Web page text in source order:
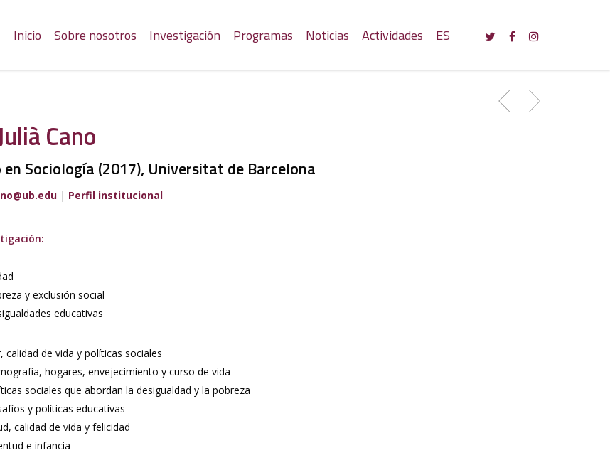
Inicio Sobre nosotros Investigación Programas Noticias Actividades ES
Cano
Sociología (2017), Universitat de Barcelona
@ub.edu| Perfil institucional
y exclusión social
educativas
calidad de vida y políticas sociales
hogares, envejecimiento y curso de vida
sociales que abordan la desigualdad y la pobreza
y políticas educativas
calidad de vida y felicidad
e infancia